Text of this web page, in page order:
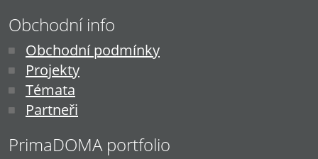
Obchodní info
Obchodní podmínky
Projekty
Témata
Partneři
PrimaDOMA portfolio